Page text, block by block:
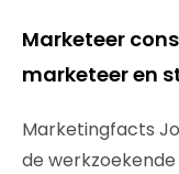
Marketeer
marketeer en
Marketingfacts
de